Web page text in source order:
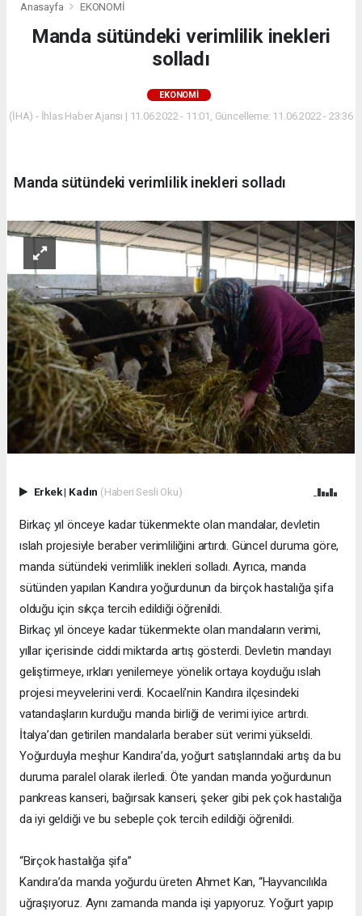
Anasayfa EKONOMİ
Manda sütündeki verimlilik inekleri
solladı
EKONOMİ
(İHA) - İhlas Haber Ajansı | 11.06.2022 - 11:01, Güncelleme: 11.06.2022 - 23:36
Manda sütündeki verimlilik inekleri solladı
Erkek| Kadın (Haberi Sesli Oku)
Birkaç yıl önceye kadar tükenmekte olan mandalar, devletin
ıslah projesiyle beraber verimliliğini artırdı. Güncel duruma göre,
manda sütündeki verimlilik inekleri solladı. Ayrıca, manda
sütünden yapılan Kandıra yoğurdunun da birçok hastalığa şifa
olduğu için sıkça tercih edildiği öğrenildi.
Birkaç yıl önceye kadar tükenmekte olan mandaların verimi,
yıllar içerisinde ciddi miktarda artış gösterdi. Devletin mandayı
geliştirmeye, ırkları yenilemeye yönelik ortaya koyduğu ıslah
projesi meyvelerini verdi. Kocaeli’nin Kandıra ilçesindeki
vatandaşların kurduğu manda birliği de verimi iyice artırdı.
İtalya’dan getirilen mandalarla beraber süt verimi yükseldi.
Yoğurduyla meşhur Kandıra’da, yoğurt satışlarındaki artış da bu
duruma paralel olarak ilerledi. Öte yandan manda yoğurdunun
pankreas kanseri, bağırsak kanseri, şeker gibi pek çok hastalığa
da iyi geldiği ve bu sebeple çok tercih edildiği öğrenildi.
“Birçok hastalığa şifa”
Kandıra’da manda yoğurdu üreten Ahmet Kan, “Hayvancılıkla
uğraşıyoruz. Aynı zamanda manda işi yapıyoruz. Yoğurt yapıp